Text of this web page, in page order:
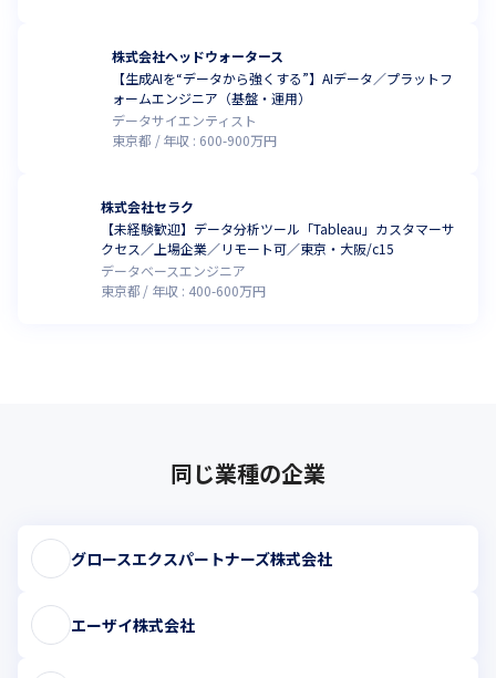
株式会社ヘッドウォータース
【生成AIを“データから強くする”】AIデータ／プラットフ
ォームエンジニア（基盤・運用）
データサイエンティスト
東京都
年収 : 600-900万円
株式会社セラク
【未経験歓迎】データ分析ツール「Tableau」カスタマーサ
クセス／上場企業／リモート可／東京・大阪/c15
データベースエンジニア
東京都
年収 : 400-600万円
同じ業種の企業
グロースエクスパートナーズ株式会社
エーザイ株式会社